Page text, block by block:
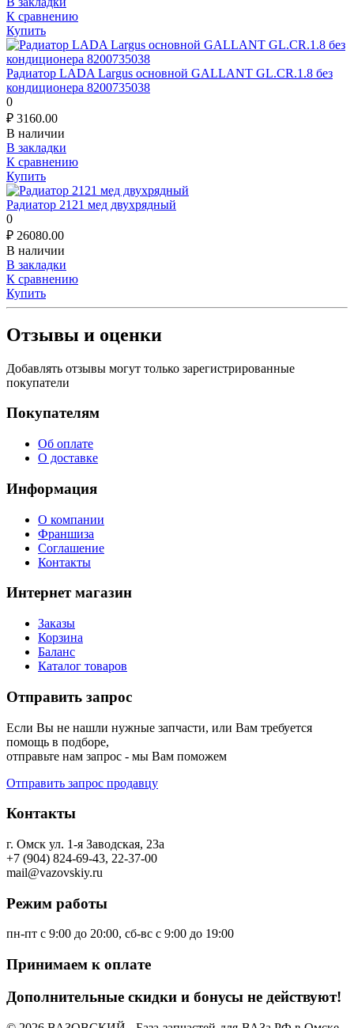
К сравнению
Купить
Радиатор LADA Largus основной GALLANT GL.CR.1.8 без
кондиционера 8200735038
0
₽ 3160.00
В наличии
В закладки
К сравнению
Купить
Радиатор 2121 мед двухрядный
0
₽ 26080.00
В наличии
В закладки
К сравнению
Купить
Отзывы и оценки
Добавлять отзывы могут только зарегистрированные
покупатели
Покупателям
Об оплате
О доставке
Информация
О компании
Франшиза
Соглашение
Контакты
Интернет магазин
Заказы
Корзина
Баланс
Каталог товаров
Отправить запрос
Если Вы не нашли нужные запчасти, или Вам требуется
помощь в подборе,
отправьте нам запрос - мы Вам поможем
Отправить запрос продавцу
Контакты
г. Омск ул. 1-я Заводская, 23а
+7 (904) 824-69-43, 22-37-00
mail@vazovskiy.ru
Режим работы
пн-пт с 9:00 до 20:00, сб-вс с 9:00 до 19:00
Принимаем к оплате
Дополнительные скидки и бонусы не действуют!